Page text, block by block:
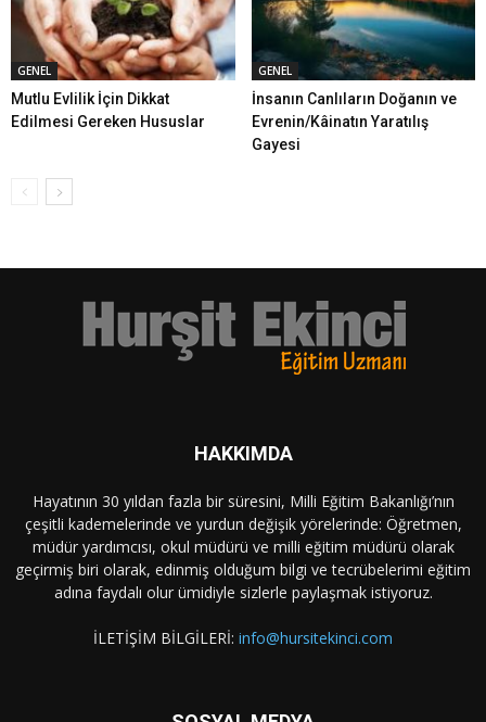
GENEL
Mutlu Evlilik İçin Dikkat
Edilmesi Gereken Hususlar
GENEL
İnsanın Canlıların Doğanın ve
Evrenin/Kâinatın Yaratılış
Gayesi
HAKKIMDA
Hayatının 30 yıldan fazla bir süresini, Milli Eğitim Bakanlığı’nın
çeşitli kademelerinde ve yurdun değişik yörelerinde: Öğretmen,
müdür yardımcısı, okul müdürü ve milli eğitim müdürü olarak
geçirmiş biri olarak, edinmiş olduğum bilgi ve tecrübelerimi eğitim
adına faydalı olur ümidiyle sizlerle paylaşmak istiyoruz.
İLETİŞİM BİLGİLERİ: info@hursitekinci.com